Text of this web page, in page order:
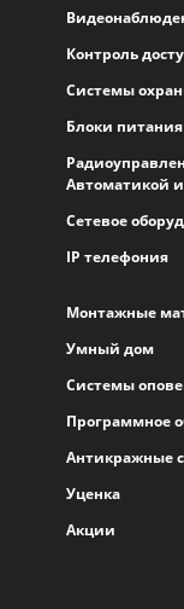
Контроль
Системы
Блоки
Автоматикой
Сетевое
IP телефония
Монтажные
Умный дом
Системы
Программное
Антикражные
Уценка
Акции